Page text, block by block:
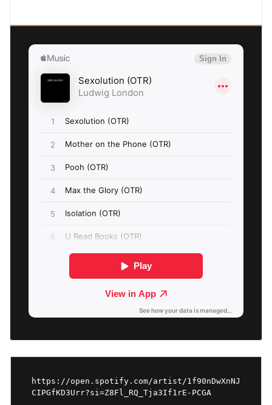
https://open.spotify.com/artist/1f90nDwXnNJ
CIPGfKD3Urr?si=Z8Fl_RQ_Tja3If1rE-PCGA